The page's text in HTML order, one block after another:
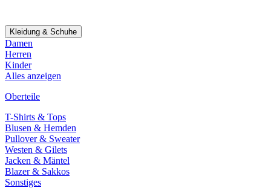
Kleidung & Schuhe
Damen
Herren
Kinder
Alles anzeigen
Oberteile
T-Shirts & Tops
Blusen & Hemden
Pullover & Sweater
Westen & Gilets
Jacken & Mäntel
Blazer & Sakkos
Sonstiges